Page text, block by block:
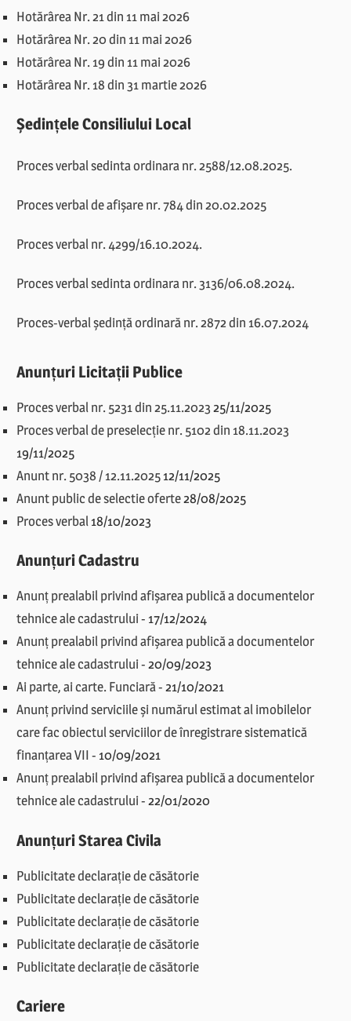
Hotărârea Nr. 21 din 11 mai 2026
Hotărârea Nr. 20 din 11 mai 2026
Hotărârea Nr. 19 din 11 mai 2026
Hotărârea Nr. 18 din 31 martie 2026
Ședințele Consiliului Local
Proces verbal sedinta ordinara nr. 2588/12.08.2025.
Proces verbal de afișare nr. 784 din 20.02.2025
Proces verbal nr. 4299/16.10.2024.
Proces verbal sedinta ordinara nr. 3136/06.08.2024.
Proces-verbal ședință ordinară nr. 2872 din 16.07.2024
Anunțuri Licitații Publice
Proces verbal nr. 5231 din 25.11.2023 25/11/2025
Proces verbal de preselecție nr. 5102 din 18.11.2023
19/11/2025
Anunt nr. 5038 / 12.11.2025 12/11/2025
Anunt public de selectie oferte28/08/2025
Proces verbal 18/10/2023
Anunțuri Cadastru
Anunț prealabil privind afișarea publică a documentelor
tehnice ale cadastrului- 17/12/2024
Anunț prealabil privind afișarea publică a documentelor
tehnice ale cadastrului-20/09/2023
Ai parte, ai carte. Funciară-21/10/2021
Anunț privind serviciile și numărul estimat al imobilelor
care fac obiectul serviciilor de înregistrare sistematică
finanțarea VII - 10/09/2021
Anunț prealabil privind afișarea publică a documentelor
tehnice ale cadastrului-22/01/2020
Anunțuri Starea Civila
Publicitate declarație de căsătorie
Publicitate declarație de căsătorie
Publicitate declarație de căsătorie
Publicitate declarație de căsătorie
Publicitate declarație de căsătorie
Cariere